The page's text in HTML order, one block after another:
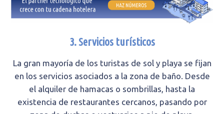
3. Servicios turísticos
La gran mayoría de los turistas de sol y playa se fijan
en los servicios asociados a la zona de baño. Desde
el alquiler de hamacas o sombrillas, hasta la
existencia de restaurantes cercanos, pasando por